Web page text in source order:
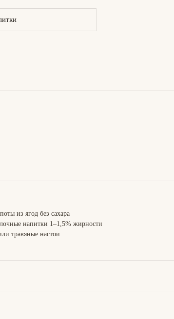
из ягод без сахара
напитки 1–1,5% жирности
травяные настои